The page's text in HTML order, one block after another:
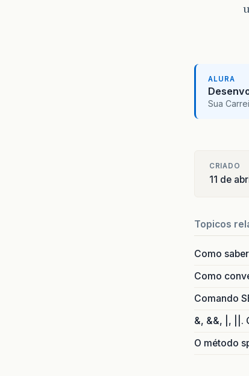
ALURA
Sua
CRIADO
11 de
Topicos
Como
Como
Comando
&, &&, |, ||.
O método